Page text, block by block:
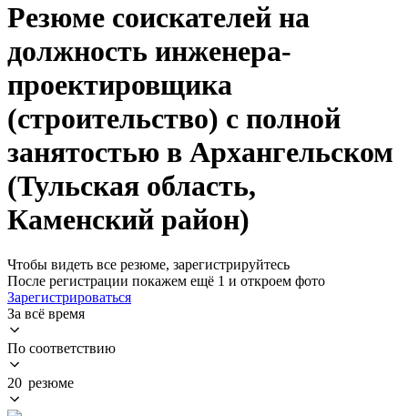
Резюме соискателей на
должность инженера-
проектировщика
(строительство) с полной
занятостью в Архангельском
(Тульская область,
Каменский район)
Чтобы видеть все резюме, зарегистрируйтесь
После регистрации покажем ещё 1 и откроем фото
Зарегистрироваться
За всё время
По соответствию
20 резюме